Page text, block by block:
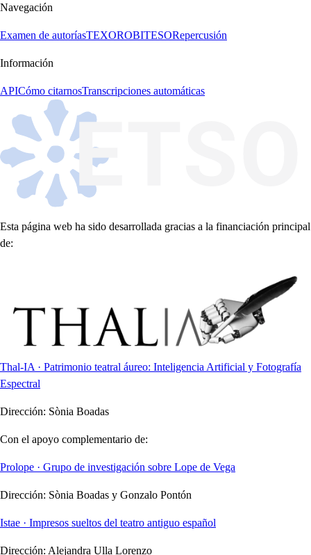
Navegación
Examen de autoríasTEXOROBITESORepercusión
Información
APICómo citarnosTranscripciones automáticas
Esta página web ha sido desarrollada gracias a la financiación principal
de:
Thal-IA · Patrimonio teatral áureo: Inteligencia Artificial y Fotografía
Espectral
Dirección: Sònia Boadas
Con el apoyo complementario de:
Prolope · Grupo de investigación sobre Lope de Vega
Dirección: Sònia Boadas y Gonzalo Pontón
Istae · Impresos sueltos del teatro antiguo español
Dirección: Alejandra Ulla Lorenzo